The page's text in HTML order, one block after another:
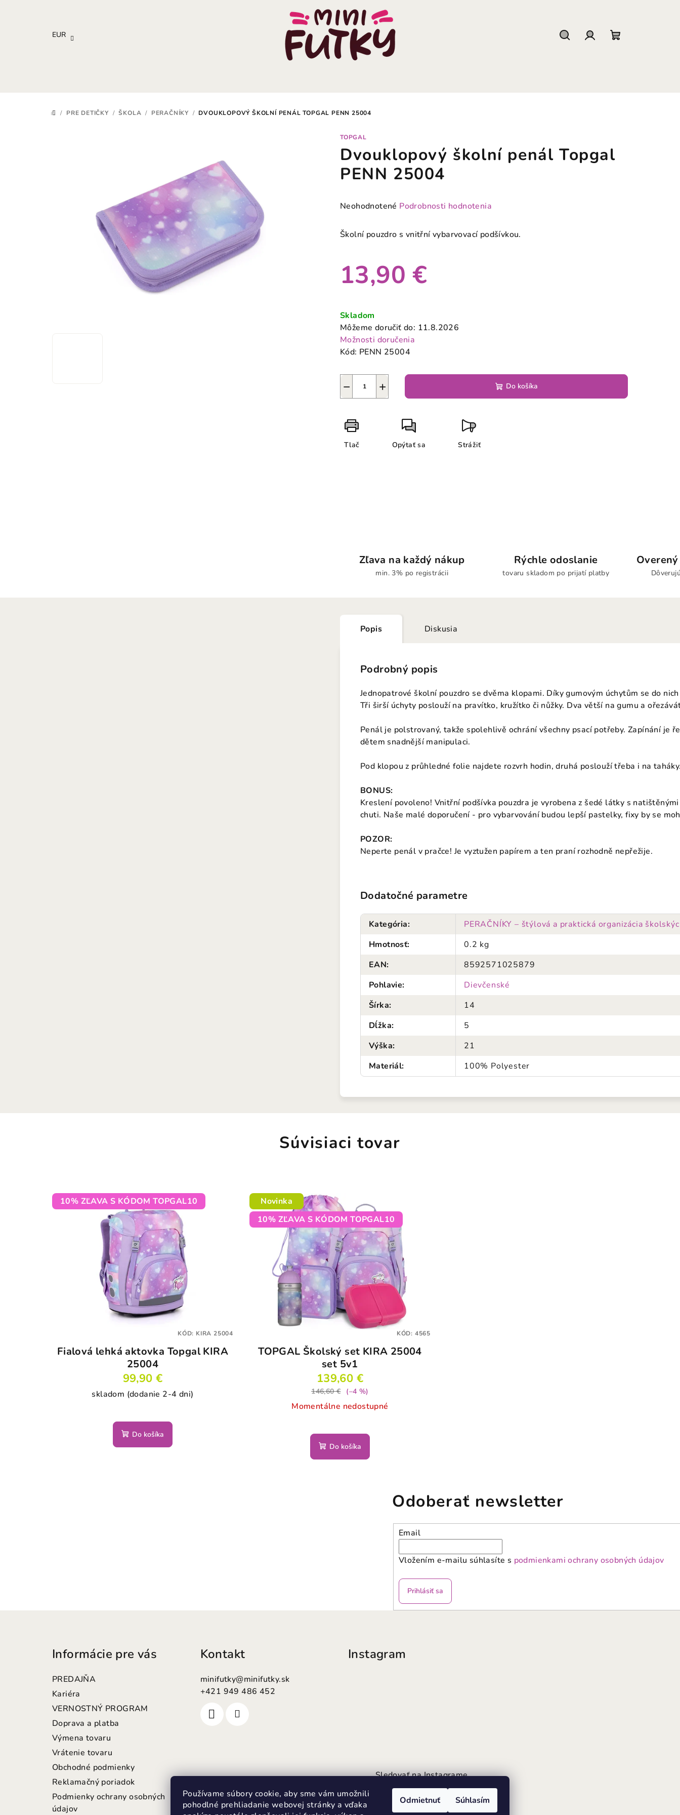
Používame súbory cookie, aby sme vám umožnili
pohodlné prehliadanie webovej stránky a vďaka
Odmietnuť Súhlasím
EUR
DOMOV
/ PRE DETIČKY / ŠKOLA / PERAČNÍKY / DVOUKLOPOVÝ ŠKOLNÍ PENÁL TOPGAL PENN 25004
TOPGAL
Dvouklopový školní penál Topgal
PENN 25004
Priemerné
produktu
z
5
Neohodnotené Podrobnosti hodnotenia
Školní pouzdro s vnitřní vybarvovací podšívkou.
13,90 €
cena:
Skladom
Môžeme doručiť do: 11.8.2026
Možnosti doručenia
Kód: PENN 25004
+
− Do košíka
Tlač Opýtať sa Strážiť
Zľava na každý nákup
min. 3% po registrácii
Rýchle odoslanie
tovaru skladom po prijatí platby
Popis Diskusia
Podrobný popis
Jednopatrové školní pouzdro se dvěma klopami. Díky gumovým úchytům se do
Tři širší úchyty poslouží na pravítko, kružítko či nůžky. Dva větší na gumu a
Penál je polstrovaný, takže spolehlivě ochrání všechny psací potřeby. Zapínání je
dětem snadnější manipulaci.
Pod klopou z průhledné folie najdete rozvrh hodin, druhá poslouží třeba i na
BONUS:
Kreslení povoleno! Vnitřní podšívka pouzdra je vyrobena z šedé látky s
chuti. Naše malé doporučení - pro vybarvování budou lepší pastelky, fixy by se
POZOR:
Neperte penál v pračce! Je vyztužen papírem a ten praní rozhodně nepřežije.
Dodatočné parametre
Kategória:
PERAČNÍKY – štýlová a praktická organizácia
Hmotnosť:
0.2 kg
EAN:
8592571025879
Pohlavie:
Dievčenské
Šírka:
14
Dĺžka:
5
Výška:
21
Materiál: 100% Polyester
Súvisiaci tovar
10% ZĽAVA S KÓDOM TOPGAL10
Fialová lehká aktovka Topgal KIRA
25004
99,90 €
skladom (dodanie 2-4 dni)
Do košíka
KÓD: KIRA 25004
Novinka
10% ZĽAVA S KÓDOM TOPGAL10
TOPGAL Školský set KIRA 25004
set 5v1
139,60 €
146,60 € (–4 %)
Momentálne nedostupné
Do košíka
KÓD: 4565
Odoberať newsletter
Email
Vložením e-mailu súhlasíte s podmienkami ochrany osobných údajov
Prihlásiť sa
Informácie pre vás
PREDAJŇA
Kariéra
VERNOSTNÝ PROGRAM
Doprava a platba
Výmena tovaru
Vrátenie tovaru
Obchodné podmienky
Reklamačný poriadok
Podmienky ochrany osobných
údajov
Kontakt
minifutky@minifutky.sk
+421 949 486 452
Instagram
Sledovať na Instagrame